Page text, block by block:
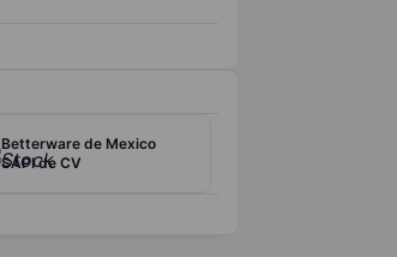
Betterware de Mexico
SAPI de CV